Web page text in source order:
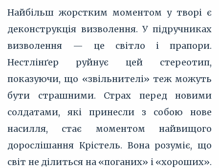
Найбільш жорстким моментом у творі є
деконструкція визволення. У підручниках
визволення — це світло і прапори.
Нестлінґер руйнує цей стереотип,
показуючи, що «звільнителі» теж можуть
бути страшними. Страх перед новими
солдатами, які принесли з собою нове
насилля, стає моментом найвищого
дорослішання Крістель. Вона розуміє, що
світ не ділиться на «поганих» і «хороших».